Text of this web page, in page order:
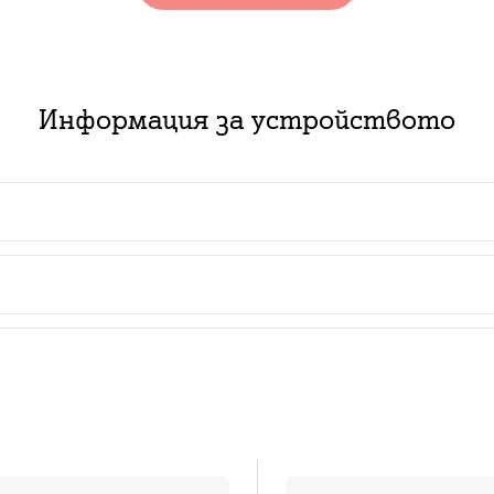
Информация за устройството
с абонаментен план за услуга:
на нов абонамент за съответния тарифен план
за нови и за настоящи абонати с изтекъл или